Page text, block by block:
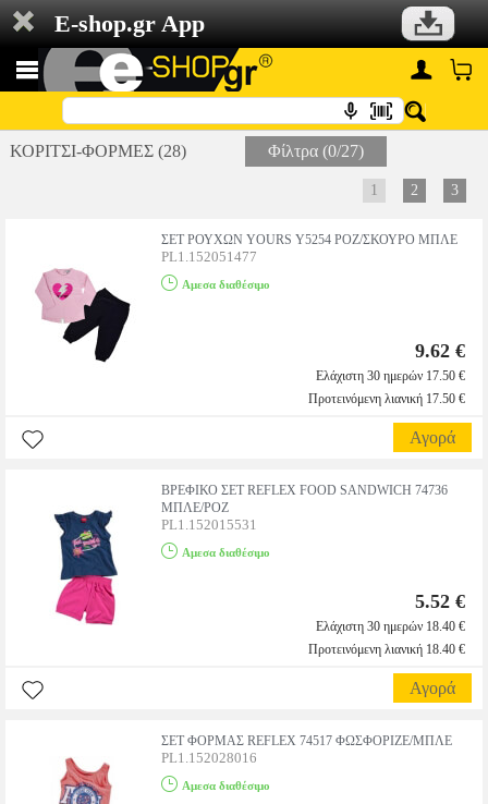
E-shop.gr App
ΚΟΡΙΤΣΙ-ΦΟΡΜΕΣ (28) Φίλτρα (0/27)
1 2 3
ΣΕΤ ΡΟΥΧΩΝ YOURS Y5254 ΡΟΖ/ΣΚΟΥΡΟ ΜΠΛΕ
PL1.152051477
Αμεσα διαθέσιμο
9.62 €
Ελάχιστη 30 ημερών 17.50 €
Προτεινόμενη λιανική 17.50 €
Αγορά
ΒΡΕΦΙΚΟ ΣΕΤ REFLEX FOOD SANDWICH 74736
ΜΠΛΕ/ΡΟΖ
PL1.152015531
Αμεσα διαθέσιμο
5.52 €
Ελάχιστη 30 ημερών 18.40 €
Προτεινόμενη λιανική 18.40 €
Αγορά
ΣΕΤ ΦΟΡΜΑΣ REFLEX 74517 ΦΩΣΦΟΡΙΖΕ/ΜΠΛΕ
PL1.152028016
Αμεσα διαθέσιμο